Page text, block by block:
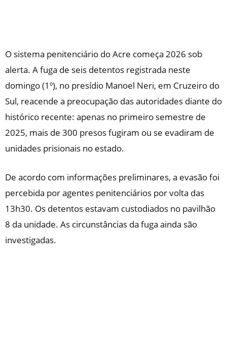
O sistema penitenciário do Acre começa 2026 sob
alerta. A fuga de seis detentos registrada neste
domingo (1º), no presídio Manoel Neri, em Cruzeiro do
Sul, reacende a preocupação das autoridades diante do
histórico recente: apenas no primeiro semestre de
2025, mais de 300 presos fugiram ou se evadiram de
unidades prisionais no estado.
De acordo com informações preliminares, a evasão foi
percebida por agentes penitenciários por volta das
13h30. Os detentos estavam custodiados no pavilhão
8 da unidade. As circunstâncias da fuga ainda são
investigadas.